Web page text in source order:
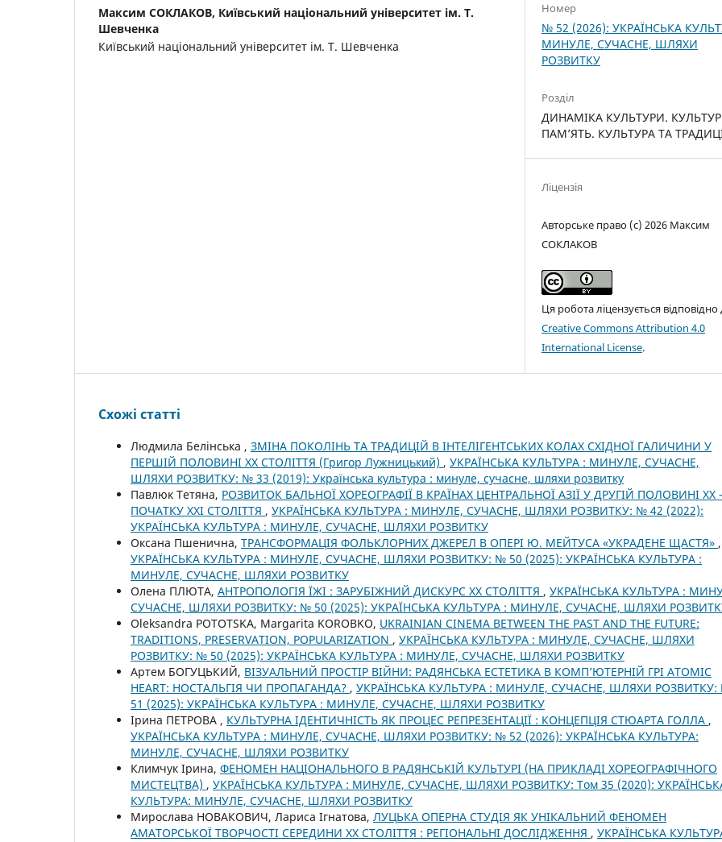
Максим СОКЛАКОВ, Київський національний університет ім. Т.
Шевченка
Київський національний університет ім. Т. Шевченка
Номер
№ 52 (2026): УКРАЇНСЬКА
МИНУЛЕ, СУЧАСНЕ, ШЛЯХИ
РОЗВИТКУ
Розділ
ДИНАМІКА КУЛЬТУРИ.
ПАМ’ЯТЬ. КУЛЬТУРА ТА
Ліцензія
Авторське право (c) 2026 Максим
СОКЛАКОВ
Ця робота ліцензується відповідно
Creative Commons Attribution 4.0
International License.
Схожі статті
Людмила Белінська , ЗМІНА ПОКОЛІНЬ ТА ТРАДИЦІЙ В ІНТЕЛІГЕНТСЬКИХ КОЛАХ СХІДНОЇ ГАЛИЧИНИ У
ПЕРШІЙ ПОЛОВИНІ ХХ СТОЛІТТЯ (Григор Лужницький) , УКРАЇНСЬКА КУЛЬТУРА : МИНУЛЕ, СУЧАСНЕ,
ШЛЯХИ РОЗВИТКУ: № 33 (2019): Українська культура : минуле, сучасне, шляхи розвитку
Павлюк Тетяна, РОЗВИТОК БАЛЬНОЇ ХОРЕОГРАФІЇ В КРАЇНАХ ЦЕНТРАЛЬНОЇ АЗІЇ У ДРУГІЙ ПОЛОВИНІ ХХ
ПОЧАТКУ ХХІ СТОЛІТТЯ , УКРАЇНСЬКА КУЛЬТУРА : МИНУЛЕ, СУЧАСНЕ, ШЛЯХИ РОЗВИТКУ: № 42 (2022):
УКРАЇНСЬКА КУЛЬТУРА : МИНУЛЕ, СУЧАСНЕ, ШЛЯХИ РОЗВИТКУ
Оксана Пшенична, ТРАНСФОРМАЦІЯ ФОЛЬКЛОРНИХ ДЖЕРЕЛ В ОПЕРІ Ю. МЕЙТУСА «УКРАДЕНЕ ЩАСТЯ» ,
УКРАЇНСЬКА КУЛЬТУРА : МИНУЛЕ, СУЧАСНЕ, ШЛЯХИ РОЗВИТКУ: № 50 (2025): УКРАЇНСЬКА КУЛЬТУРА :
МИНУЛЕ, СУЧАСНЕ, ШЛЯХИ РОЗВИТКУ
Олена ПЛЮТА, АНТРОПОЛОГІЯ ЇЖІ : ЗАРУБІЖНИЙ ДИСКУРС ХХ СТОЛІТТЯ , УКРАЇНСЬКА КУЛЬТУРА :
СУЧАСНЕ, ШЛЯХИ РОЗВИТКУ: № 50 (2025): УКРАЇНСЬКА КУЛЬТУРА : МИНУЛЕ, СУЧАСНЕ, ШЛЯХИ
Oleksandra POTOTSKA, Margarita KOROBKO, UKRAINIAN CINEMA BETWEEN THE PAST AND THE FUTURE:
TRADITIONS, PRESERVATION, POPULARIZATION , УКРАЇНСЬКА КУЛЬТУРА : МИНУЛЕ, СУЧАСНЕ, ШЛЯХИ
РОЗВИТКУ: № 50 (2025): УКРАЇНСЬКА КУЛЬТУРА : МИНУЛЕ, СУЧАСНЕ, ШЛЯХИ РОЗВИТКУ
Артем БОГУЦЬКИЙ, ВІЗУАЛЬНИЙ ПРОСТІР ВІЙНИ: РАДЯНСЬКА ЕСТЕТИКА В КОМП’ЮТЕРНІЙ ГРІ ATOMIC
HEART: НОСТАЛЬГІЯ ЧИ ПРОПАГАНДА? , УКРАЇНСЬКА КУЛЬТУРА : МИНУЛЕ, СУЧАСНЕ, ШЛЯХИ
51 (2025): УКРАЇНСЬКА КУЛЬТУРА : МИНУЛЕ, СУЧАСНЕ, ШЛЯХИ РОЗВИТКУ
Ірина ПЕТРОВА , КУЛЬТУРНА ІДЕНТИЧНІСТЬ ЯК ПРОЦЕС РЕПРЕЗЕНТАЦІЇ : КОНЦЕПЦІЯ СТЮАРТА ГОЛЛА ,
УКРАЇНСЬКА КУЛЬТУРА : МИНУЛЕ, СУЧАСНЕ, ШЛЯХИ РОЗВИТКУ: № 52 (2026): УКРАЇНСЬКА КУЛЬТУРА:
МИНУЛЕ, СУЧАСНЕ, ШЛЯХИ РОЗВИТКУ
Климчук Ірина, ФЕНОМЕН НАЦІОНАЛЬНОГО В РАДЯНСЬКІЙ КУЛЬТУРІ (НА ПРИКЛАДІ ХОРЕОГРАФІЧНОГО
МИСТЕЦТВА) , УКРАЇНСЬКА КУЛЬТУРА : МИНУЛЕ, СУЧАСНЕ, ШЛЯХИ РОЗВИТКУ: Том 35 (2020):
КУЛЬТУРА: МИНУЛЕ, СУЧАСНЕ, ШЛЯХИ РОЗВИТКУ
Мирослава НОВАКОВИЧ, Лариса Ігнатова, ЛУЦЬКА ОПЕРНА СТУДІЯ ЯК УНІКАЛЬНИЙ ФЕНОМЕН
АМАТОРСЬКОЇ ТВОРЧОСТІ СЕРЕДИНИ ХХ СТОЛІТТЯ : РЕГІОНАЛЬНІ ДОСЛІДЖЕННЯ , УКРАЇНСЬКА